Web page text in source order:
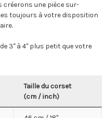
créerons une pièce sur-
toujours à votre disposition
3" à 4" plus petit que votre
Taille du corset
(cm /inch)